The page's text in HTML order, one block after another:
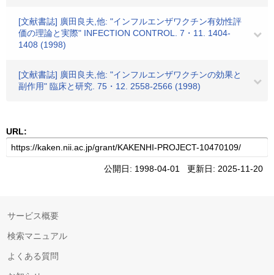
[文献書誌] 廣田良夫,他: "インフルエンザワクチン有効性評
価の理論と実際" INFECTION CONTROL. 7・11. 1404-
1408 (1998)
[文献書誌] 廣田良夫,他: "インフルエンザワクチンの効果と
副作用" 臨床と研究. 75・12. 2558-2566 (1998)
URL:
公開日: 1998-04-01 更新日: 2025-11-20
サービス概要
検索マニュアル
よくある質問